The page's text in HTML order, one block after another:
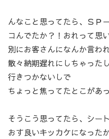
んなこと思ってたら、ＳＰ
コんでたか？！おれって思
別にお客さんになんか言わ
散々納期遅れにしちゃった
行きつかないしで
ちょっと焦ってたとこがあ
そうこう思ってたら、シー
おす良いキッカケになった